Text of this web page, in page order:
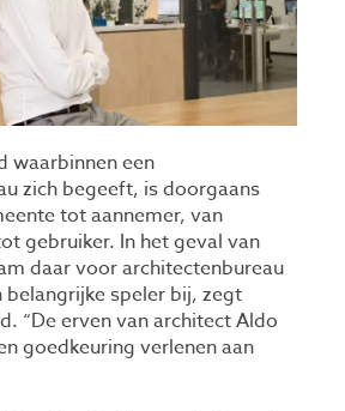
waarbinnen een
zich begeeft, is doorgaans
tot aannemer, van
gebruiker. In het geval van
daar voor architectenbureau
belangrijke speler bij, zegt
“De erven van architect Aldo
goedkeuring verlenen aan